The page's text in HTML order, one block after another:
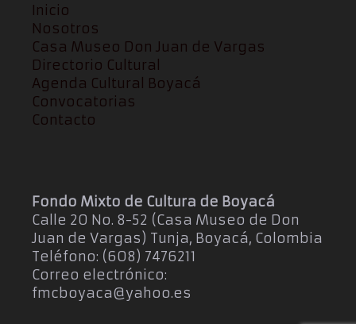
Inicio
Nosotros
Casa Museo Don Juan de Vargas
Directorio Cultural
Agenda Cultural Boyacá
Convocatorias
Contacto
Fondo Mixto de Cultura de Boyacá
Calle 20 No. 8-52 (Casa Museo de Don
Juan de Vargas) Tunja, Boyacá, Colombia
Teléfono: (608) 7476211
Correo electrónico:
fmcboyaca@yahoo.es